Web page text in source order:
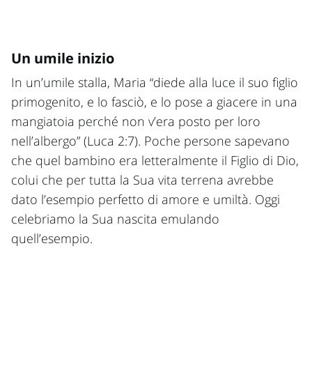
Un umile inizio
In un’umile stalla, Maria “diede alla luce il suo figlio
primogenito, e lo fasciò, e lo pose a giacere in una
mangiatoia perché non v’era posto per loro
nell’albergo” (Luca 2:7). Poche persone sapevano
che quel bambino era letteralmente il Figlio di Dio,
colui che per tutta la Sua vita terrena avrebbe
dato l’esempio perfetto di amore e umiltà. Oggi
celebriamo la Sua nascita emulando
quell’esempio.